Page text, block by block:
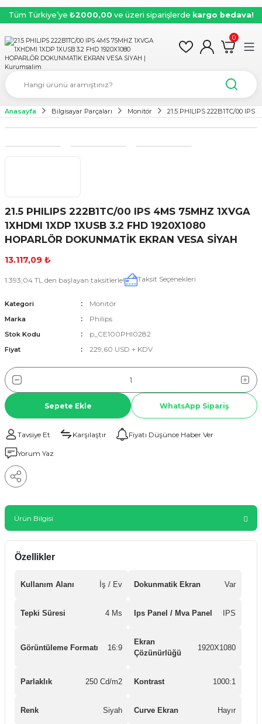
Tüm Türkiye’ye ₺2000,00 ve üzeri siparişlerde kargo bedava!
0
Anasayfa Bilgisayar Parçaları Monitör 21.5 PHILIPS 222B1TC/00 IPS
21.5 PHILIPS 222B1TC/00 IPS 4MS 75MHZ 1XVGA
1XHDMI 1XDP 1XUSB 3.2 FHD 1920X1080
HOPARLÖR DOKUNMATİK EKRAN VESA SİYAH
13.117,09 ₺
1.393,04 TL den başlayan taksitlerle! Taksit Seçenekleri
Kategori Monitör
Marka Philips
Stok Kodu p_CE100PHI0282
Fiyat 229,60 USD + KDV
Sepete Ekle WhatsApp Sipariş
Tavsiye Et Karşılaştır Fiyatı Düşünce Haber Ver
Yorum Yaz
Ürün Bilgisi
Özellikler
Kullanım Alanı İş / Ev Dokunmatik Ekran Var
Tepki Süresi 4 Ms Ips Panel / Mva Panel IPS
Görüntüleme Formatı 16:9
Ekran
Çözünürlüğü
1920X1080
Parlaklık 250 Cd/m2 Kontrast 1000:1
Renk Siyah Curve Ekran Hayır